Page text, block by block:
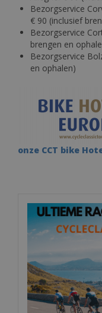
Bezorgservice
€ 90 (inclusief
Bezorgservice
brengen en
Bezorgservice
en ophalen)
onze CCT bike